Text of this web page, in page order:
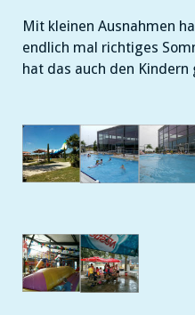
Mit kleinen Ausnahmen
endlich mal richtiges
hat das auch den Kindern